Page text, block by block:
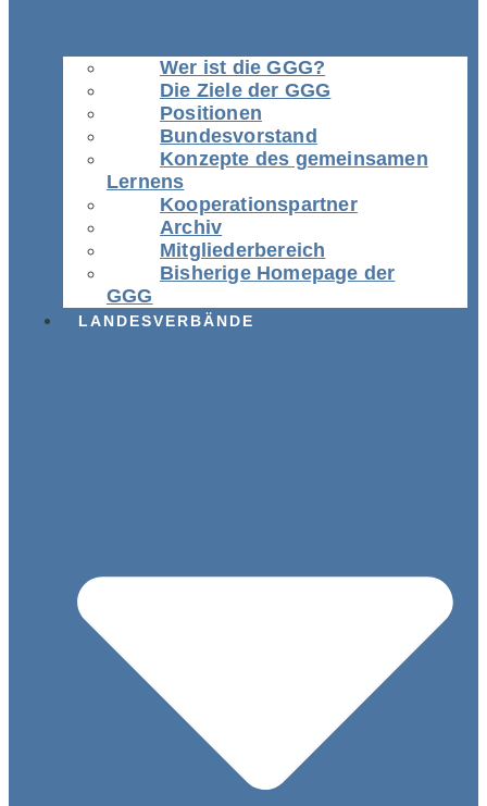
Wer ist die GGG?
Die Ziele der GGG
Positionen
Bundesvorstand
Konzepte des gemeinsamen
Lernens
Kooperationspartner
Archiv
Mitgliederbereich
Bisherige Homepage der
GGG
LANDESVERBÄNDE